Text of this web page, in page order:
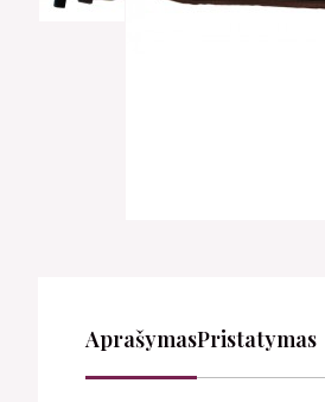
AprašymasPristatymas